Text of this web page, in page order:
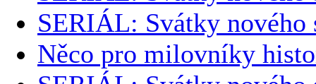
SERIÁL: Svátky nového
Něco pro milovníky